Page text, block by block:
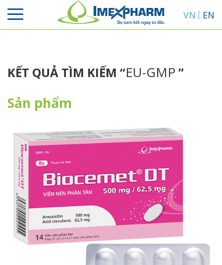
VN EN
KẾT QUẢ TÌM KIẾM “EU-GMP ”
Sản phẩm